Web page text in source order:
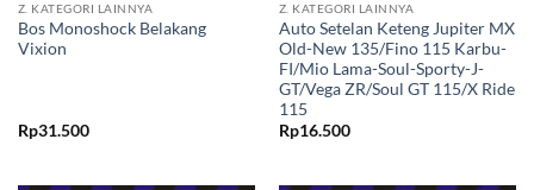
Z. KATEGORI LAINNYA
Bos Monoshock Belakang
Vixion
Rp31.500
Z. KATEGORI LAINNYA
Auto Setelan Keteng Jupiter MX
Old-New 135/Fino 115 Karbu-
FI/Mio Lama-Soul-Sporty-J-
GT/Vega ZR/Soul GT 115/X Ride
115
Rp16.500